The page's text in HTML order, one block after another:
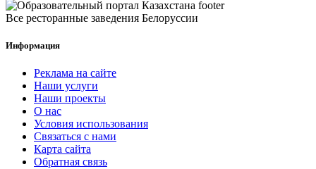
Все ресторанные заведения Белоруссии
Информация
Реклама на сайте
Наши услуги
Наши проекты
О нас
Условия использования
Связаться с нами
Карта сайта
Обратная связь